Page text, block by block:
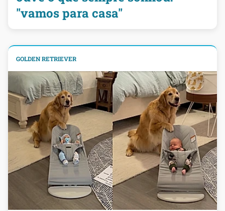
"vamos para casa"
GOLDEN RETRIEVER